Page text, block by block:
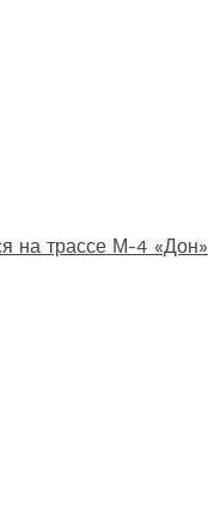
на трассе М-4 «Дон»